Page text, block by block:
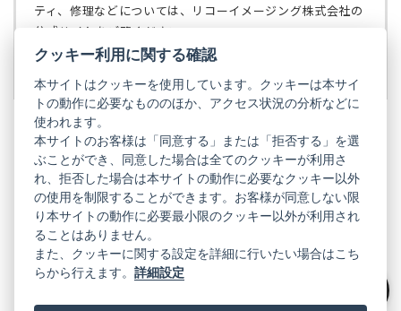
で
開
ティ、修理などについては、リコーイメージング株式会社の
公式サイトをご覧ください。
リコーイメージング株式会社の公式サイト
（新
し
い
タ
ブ
で
開
く）
PENTAX
PENTAX
の
公
式
LINE（新
し
い
PENTAX
の
公
し
い
PENTAX
の
公
し
PENTAX
の
公
し
PENTAX
の
公
し
GR
GR
クッキー利用に関する確認
本サイトはクッキーを使用しています。クッキーは本サイ
トの動作に必要なもののほか、アクセス状況の分析などに
使われます。
本サイトのお客様は「同意する」または「拒否する」を選
ぶことができ、同意した場合は全てのクッキーが利用さ
れ、拒否した場合は本サイトの動作に必要なクッキー以外
の使用を制限することができます。お客様が同意しない限
り本サイトの動作に必要最小限のクッキー以外が利用され
ることはありません。
また、クッキーに関する設定を詳細に行いたい場合はこち
らから行えます。詳細設定